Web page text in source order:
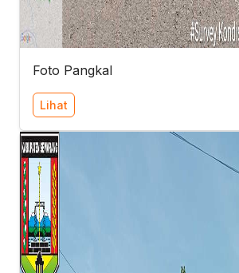
Foto Pangkal
Lihat